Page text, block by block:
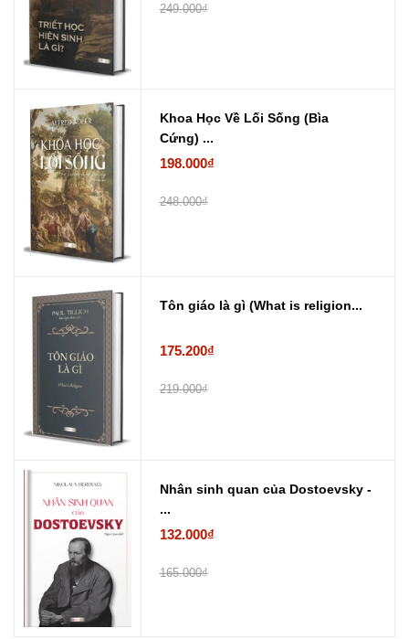
249.000₫
Khoa Học Về Lối Sống (Bìa
Cứng) ...
198.000₫
248.000₫
Tôn giáo là gì (What is religion...
175.200₫
219.000₫
Nhân sinh quan của Dostoevsky -
...
132.000₫
165.000₫